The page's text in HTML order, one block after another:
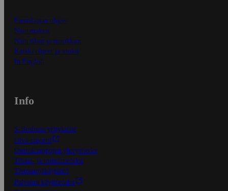
Ensitilaajan ohjeet
Näin maksat
Näin tilaat ja muokkaat
Kaikki ohjeet ja vinkit
In English
Info
S-Business yrityksille
Oiva-raportit
Osuuskauppojen yhteystiedot
Tilaus- ja toimitusehdot
Tietosuojakäytäntö
Palvelun käyttöehdot